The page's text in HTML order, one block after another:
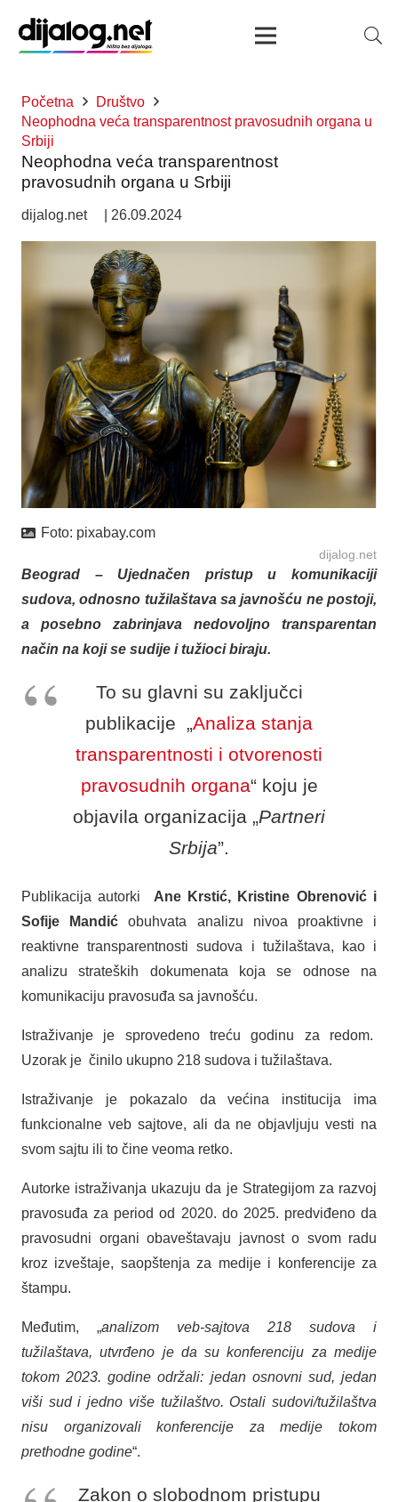
Početna
Društvo
Neophodna veća transparentnost pravosudnih organa u
Srbiji
Neophodna veća transparentnost
pravosudnih organa u Srbiji
dijalog.net 26.09.2024
Foto: pixabay.com
dijalog.net
Beograd – Ujednačen pristup u komunikaciji
sudova, odnosno tužilaštava sa javnošću ne postoji,
a posebno zabrinjava nedovoljno transparentan
način na koji se sudije i tužioci biraju.
To su glavni su zaključci
publikacije „ Analiza stanja
transparentnosti i otvorenosti
pravosudnih organa“ koju je
objavila organizacija „ Partneri
Srbija”.
Publikacija autorki Ane Krstić, Kristine Obrenović i
Sofije Mandić obuhvata analizu nivoa proaktivne i
reaktivne transparentnosti sudova i tužilaštava, kao i
analizu strateških dokumenata koja se odnose na
komunikaciju pravosuđa sa javnošću.
Istraživanje je sprovedeno treću godinu za redom.
Uzorak je činilo ukupno 218 sudova i tužilaštava.
Istraživanje je pokazalo da većina institucija ima
funkcionalne veb sajtove, ali da ne objavljuju vesti na
svom sajtu ili to čine veoma retko.
Autorke istraživanja ukazuju da je Strategijom za razvoj
pravosuđa za period od 2020. do 2025. predviđeno da
pravosudni organi obaveštavaju javnost o svom radu
kroz izveštaje, saopštenja za medije i konferencije za
štampu.
Međutim, „analizom veb-sajtova 218 sudova i
tužilaštava, utvrđeno je da su konferenciju za medije
tokom 2023. godine održali: jedan osnovni sud, jedan
viši sud i jedno više tužilaštvo. Ostali sudovi/tužilaštva
nisu organizovali konferencije za medije tokom
prethodne godine“.
Zakon o slobodnom pristupu